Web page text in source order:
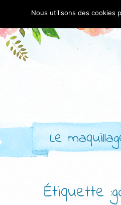
Le
Étiquette
Nous utilisons des cookies